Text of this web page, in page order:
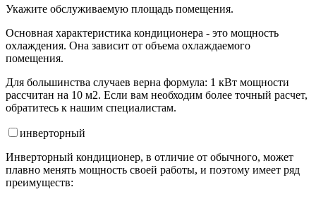
Укажите обслуживаемую площадь помещения.
Основная характеристика кондиционера - это мощность
охлаждения. Она зависит от объема охлаждаемого
помещения.
Для большинства случаев верна формула: 1 кВт мощности
рассчитан на 10 м2. Если вам необходим более точный расчет,
обратитесь к нашим специалистам.
инверторный
Инверторный кондиционер, в отличие от обычного, может
плавно менять мощность своей работы, и поэтому имеет ряд
преимуществ: